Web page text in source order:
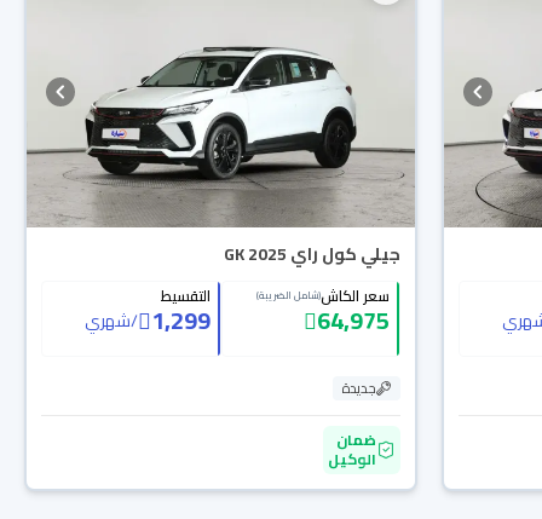
جيلي كول راي GK 2025
سعر الكاش(شامل الضريبة)
64,975
التقسيط
1,299
/شهري
جديدة
ضمان
الوكيل